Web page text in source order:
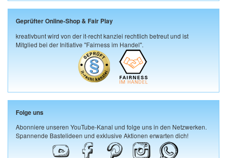
Geprüfter Online-Shop & Fair Play
kreativbunt wird von der it-recht kanzlei rechtlich betreut und ist
Mitglied bei der Initiative "Fairness im Handel".
Folge uns
Abonniere unseren YouTube-Kanal und folge uns in den Netzwerken.
Spannende Bastelideen und exklusive Aktionen erwarten dich!